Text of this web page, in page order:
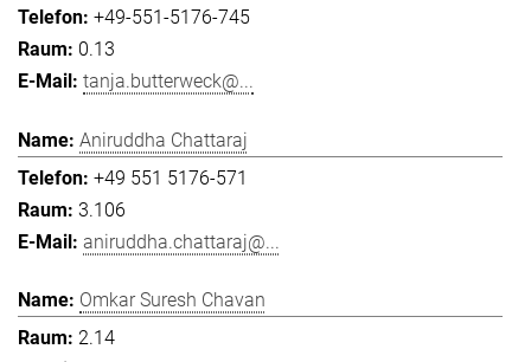
+49-551-5176-745
0.13
tanja.butterweck@...
Aniruddha Chattaraj
+49 551 5176-571
3.106
aniruddha.chattaraj@...
Omkar Suresh Chavan
2.14